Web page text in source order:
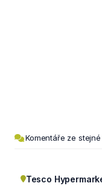
Komentáře ze
Tesco